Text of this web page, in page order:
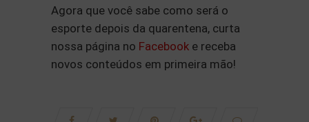
Agora que você sabe como será o
esporte depois da quarentena, curta
nossa página no Facebook e receba
novos conteúdos em primeira mão!